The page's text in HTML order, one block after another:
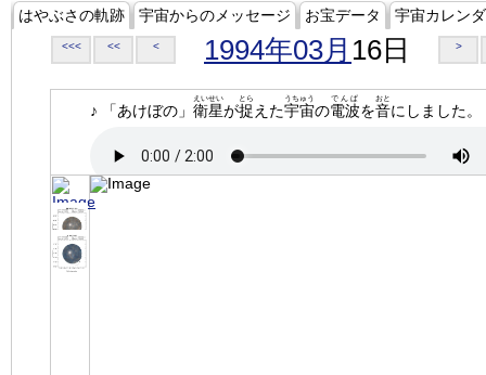
はやぶさの軌跡 宇宙からのメッセージ お宝データ 宇宙カレン
<<< << < 1994年03月 16日 >
♪ 「あけぼの」 衛星
えいせい
が捉
とら
えた宇宙
うちゅう
の電波
でんぱ
を音
おと
にしました。